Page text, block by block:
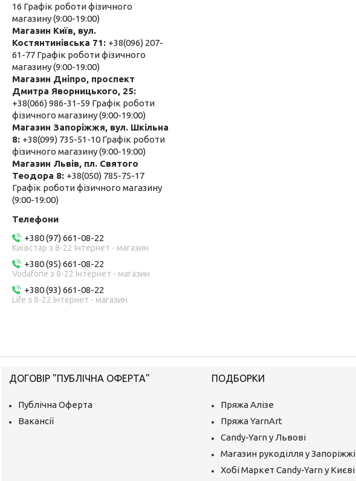
16 Графік роботи фізичного
магазину (9:00-19:00)
Магазин Київ, вул.
Костянтинівська 71
+38(096) 207-
61-77 Графік роботи фізичного
магазину (9:00-19:00)
Магазин Дніпро, проспект
Дмитра Яворницького, 25
+38(066) 986-31-59 Графік роботи
фізичного магазину (9:00-19:00)
Магазин Запоріжжя, вул. Шкільна
8 +38(099) 735-51-10 Графік роботи
фізичного магазину (9:00-19:00)
Магазин Львів, пл. Святого
Теодора 8 +38(050) 785-75-17
Графік роботи фізичного магазину
(9:00-19:00)
+380 (97) 661-08-22
Київстар з 8-22 Інтернет - магазин
+380 (95) 661-08-22
Vodafone з 8-22 Інтернет - магазин
+380 (93) 661-08-22
Life з 8-22 Інтернет - магазин
ДОГОВІР "ПУБЛІЧНА ОФЕРТА"
Публічна Оферта
Вакансії
ПОДБОРКИ
Пряжа Алізе
Пряжа YarnArt
Candy-Yarn у Львові
Магазин рукоділля у Запоріжжі
Хобі Маркет Candy-Yarn у Києві